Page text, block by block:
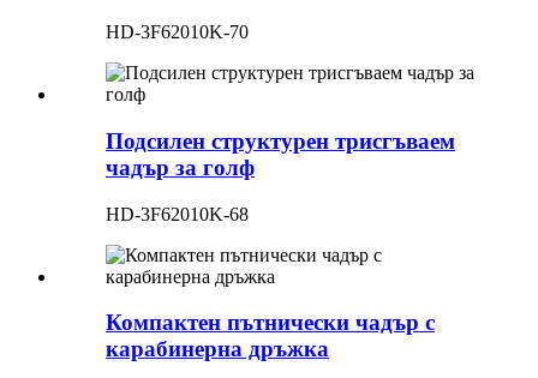
HD-3F62010K-70
Подсилен структурен трисгъваем
чадър за голф
HD-3F62010K-68
Компактен пътнически чадър с
карабинерна дръжка